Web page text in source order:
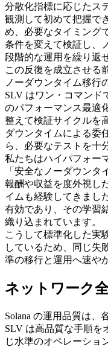
分散化指標に応じたス
観測して初めて把握で
め、必要なタイミング
条件を変えて検証し、
段階的な運用を繰り返
この反復を成立させる
ノーダウンタイム移行
SLV はワン・コマンド
のパフォーマンス最適
整えて検証サイクルを
ダウンタイムによる委
ら、必要なテストを十
私たちはハイパフォー
「安全なノーダウンタ
報酬や収益を度外視し
イムも経験してきまし
有効であり、その学習
織り込まれています。
こうして標準化した実
しているため、同じ失
準の移行と運用へ速や
ネットワーク
Solana の運用品質は、
SLV は高品質な手順を
じ水準のオペレーショ